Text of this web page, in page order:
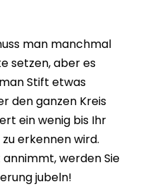
man manchmal
setzen, aber es
Stift etwas
den ganzen Kreis
ein wenig bis Ihr
erkennen wird.
werden Sie
jubeln!